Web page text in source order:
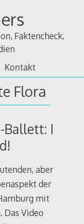
Faktencheck,
Kontakt
Flora
Ballett: I
aber
der
mit
Das Video